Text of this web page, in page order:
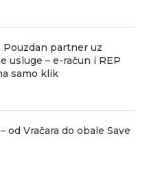
Pouzdan partner uz
usluge – e-račun i REP
samo klik
od Vračara do obale Save